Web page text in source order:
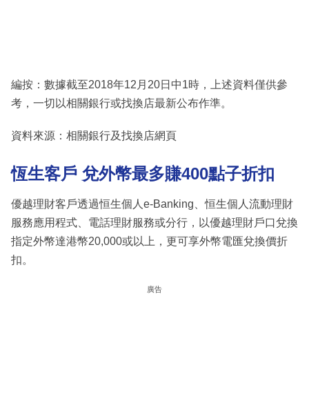
編按：數據截至2018年12月20日中1時，上述資料僅供參
考，一切以相關銀行或找換店最新公布作準。
資料來源：相關銀行及找換店網頁
恆生客戶 兌外幣最多賺400點子折扣
優越理財客戶透過恒生個人e-Banking、恒生個人流動理財
服務應用程式、電話理財服務或分行，以優越理財戶口兌換
指定外幣達港幣20,000或以上，更可享外幣電匯兌換價折
扣。
廣告